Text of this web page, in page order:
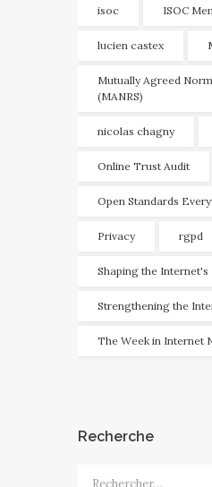
isoc ISOC
lucien castex
Mutually Agreed
(MANRS)
nicolas chagny
Online Trust Audit
Open Standards
Privacy rgpd
Shaping the Internet's
Strengthening the
The Week in Internet
Recherche
Rechercher :